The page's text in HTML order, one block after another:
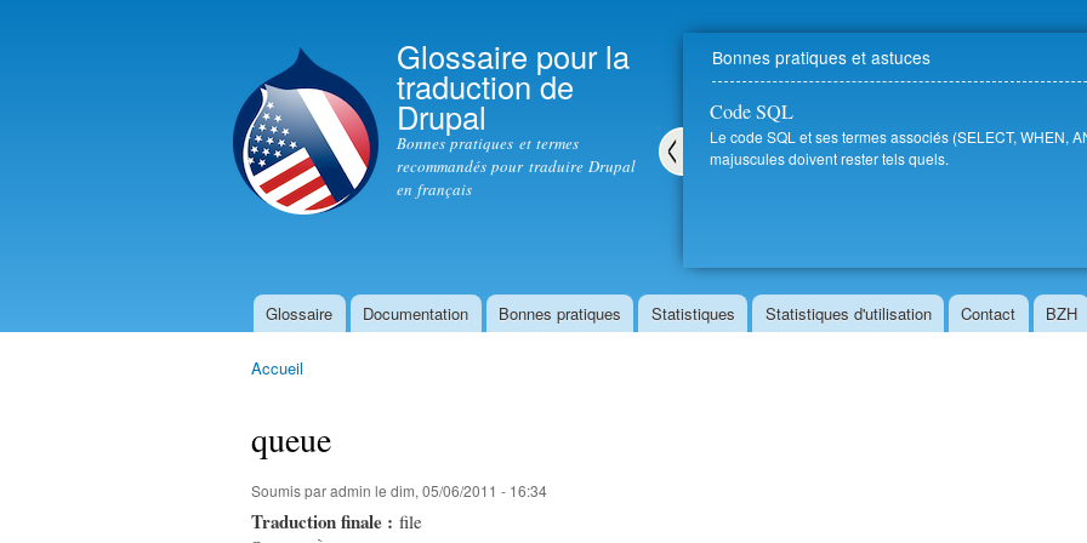
contenu
principal
Glossaire pour la
traduction de
Drupal
Bonnes pratiques et termes
recommandés pour traduire Drupal
en français
Bonnes pratiques et astuces
Code SQL
Le code SQL et ses termes associés (SELECT, WHEN,
majuscules doivent rester tels quels.
Menu principal
Glossaire Documentation Bonnes pratiques Statistiques Statistiques d'utilisation Contact BZH
Accueil
queue
Soumis paradmin le dim, 05/06/2011 - 16:34
Traduction finale : file